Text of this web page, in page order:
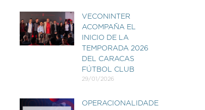
VECONINTER
ACOMPAÑA EL
INICIO DE LA
TEMPORADA 2026
DEL CARACAS
FÚTBOL CLUB
29/01/2026
OPERACIONALIDADE